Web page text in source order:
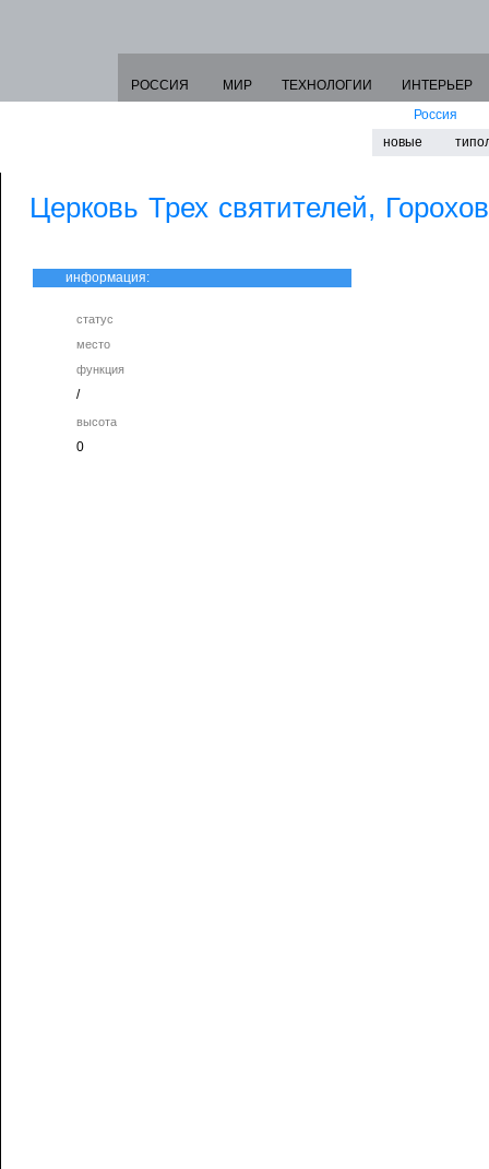
РОССИЯ МИР ТЕХНОЛОГИИ
ИНТЕРЬЕР
Россия
новые
Церковь Трех святителей,
информация:
статус
место
функция
/
высота
0